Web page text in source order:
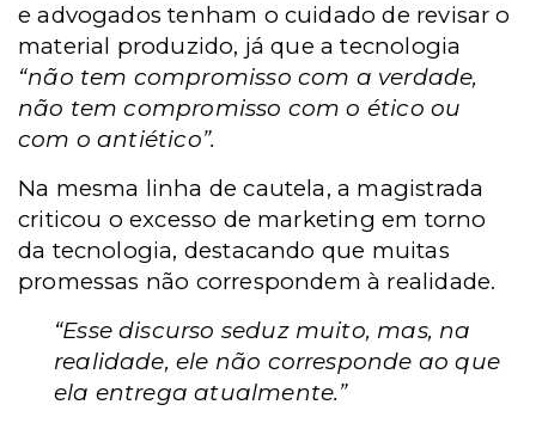
e advogados tenham o cuidado de revisar o
material produzido, já que a tecnologia
“não tem compromisso com a verdade,
não tem compromisso com o ético ou
com o antiético”.
Na mesma linha de cautela, a magistrada
criticou o excesso de marketing em torno
da tecnologia, destacando que muitas
promessas não correspondem à realidade.
“Esse discurso seduz muito, mas, na
realidade, ele não corresponde ao que
ela entrega atualmente.”